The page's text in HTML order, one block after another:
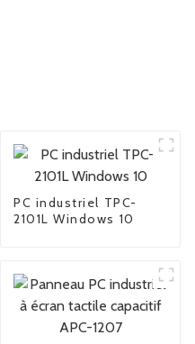
PC industriel TPC-
2101L Windows 10